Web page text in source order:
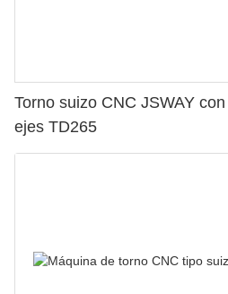
Torno suizo CNC JSWAY
ejes TD265